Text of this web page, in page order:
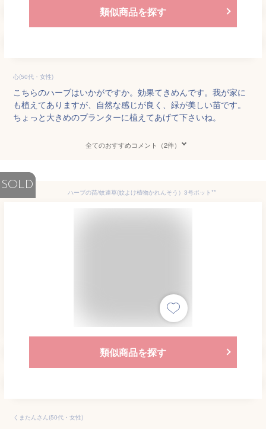
類似商品を探す
心(50代・女性)
こちらのハーブはいかがですか。効果てきめんです。我が家に
も植えてありますが、自然な感じが良く、緑が美しい苗です。
ちょっと大きめのプランターに植えてあげて下さいね。
全てのおすすめコメント（2件）
SOLD
ハーブの苗/蚊連草(蚊よけ植物かれんそう）3号ポット**
類似商品を探す
くまたんさん(50代・女性)